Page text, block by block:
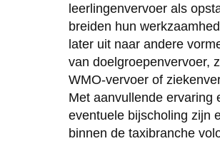
leerlingenvervoer als
breiden hun
later uit naar andere
van doelgroepenvervoer,
WMO-vervoer of
Met aanvullende ervaring
eventuele bijscholing zijn
binnen de taxibranche